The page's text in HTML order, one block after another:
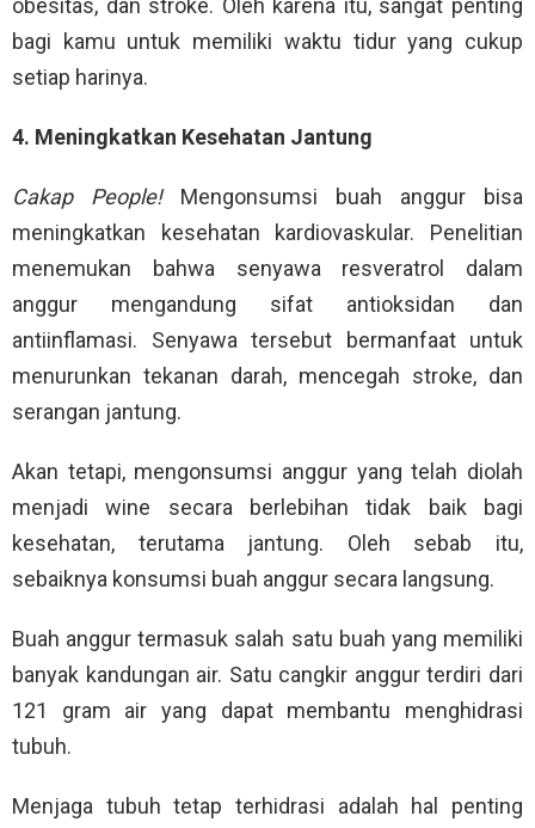
obesitas, dan stroke. Oleh karena itu, sangat penting
bagi kamu untuk memiliki waktu tidur yang cukup
setiap harinya.
4. Meningkatkan Kesehatan Jantung
Cakap People!Mengonsumsi buah anggur bisa
meningkatkan kesehatan kardiovaskular. Penelitian
menemukan bahwa senyawa resveratrol dalam
anggur mengandung sifat antioksidan dan
antiinflamasi. Senyawa tersebut bermanfaat untuk
menurunkan tekanan darah, mencegah stroke, dan
serangan jantung.
Akan tetapi, mengonsumsi anggur yang telah diolah
menjadi wine secara berlebihan tidak baik bagi
kesehatan, terutama jantung. Oleh sebab itu,
sebaiknya konsumsi buah anggur secara langsung.
Buah anggur termasuk salah satu buah yang memiliki
banyak kandungan air. Satu cangkir anggur terdiri dari
121 gram air yang dapat membantu menghidrasi
tubuh.
Menjaga tubuh tetap terhidrasi adalah hal penting